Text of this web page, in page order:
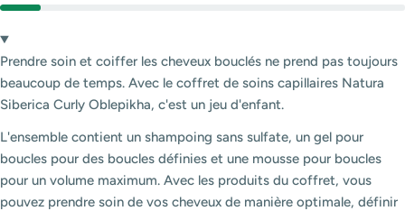
Prendre soin et coiffer les cheveux bouclés ne prend pas toujours
beaucoup de temps. Avec le coffret de soins capillaires Natura
Siberica Curly Oblepikha, c'est un jeu d'enfant.
L'ensemble contient un shampoing sans sulfate, un gel pour
boucles pour des boucles définies et une mousse pour boucles
pour un volume maximum. Avec les produits du coffret, vous
pouvez prendre soin de vos cheveux de manière optimale, définir